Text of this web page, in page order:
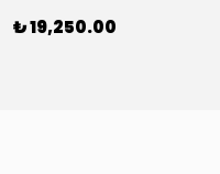
₺ 19,250.00